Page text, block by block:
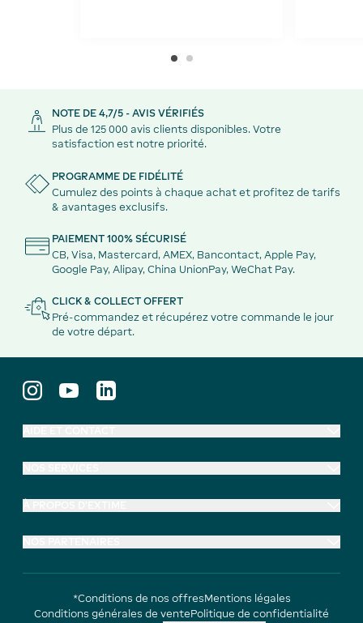
NOTE DE 4,7/5 - AVIS VÉRIFIÉS
Plus de 125 000 avis clients disponibles. Votre
satisfaction est notre priorité.
PROGRAMME DE FIDÉLITÉ
Cumulez des points à chaque achat et profitez de tarifs
& avantages exclusifs.
PAIEMENT 100% SÉCURISÉ
CB, Visa, Mastercard, AMEX, Bancontact, Apple Pay,
Google Pay, Alipay, China UnionPay, WeChat Pay.
CLICK & COLLECT OFFERT
Pré-commandez et récupérez votre commande le jour
de votre départ.
*Conditions de nos offresMentions légales
Conditions générales de ventePolitique de confidentialité